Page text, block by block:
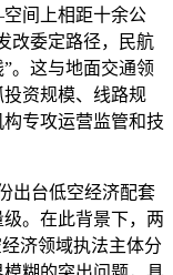
间上相距十余公
改委定路径，民航
。这与地面交通领
资规模、线路规
专攻运营监管和技
出台低空经济配套
。在此背景下，两
济领域执法主体分